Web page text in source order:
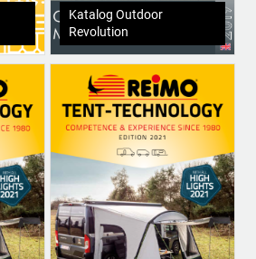
Katalog Outdoor
Revolution